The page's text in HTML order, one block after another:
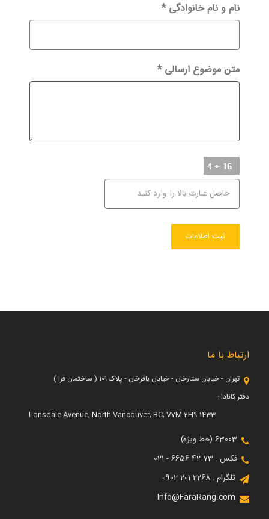
* نام و نام خانوادگی
* متن موضوع ارسالی
ارتباط با ما
تهران - خیابان ستارخان - خیابان باقرخان - پلاک ۱۰۹ ( ساختمان فرا )
دفتر کانادا :
1433 Lonsdale Avenue, North Vancouver, BC, V7M 2H9
63003 (خط ویژه)
فکس : 73 42 6656 - 021
تلگرام : 2268 201 0902
Info@FaraRang.com